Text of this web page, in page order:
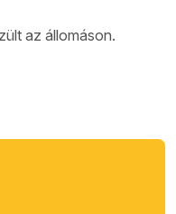
az állomáson.